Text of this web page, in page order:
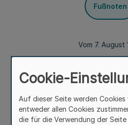
Fußnoten
Vom 7. August
Nordrhein-Westfalen (DO NW) in
Bekanntmachung vom 20. Januar
wird verordnet:
Cookie-
Auf dieser Seite werden Cookies
entweder allen Cookies
die für die Verwendung der